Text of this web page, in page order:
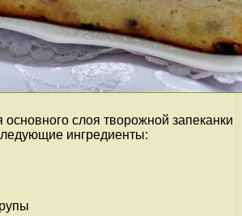
слоя творожной запеканки
ингредиенты: